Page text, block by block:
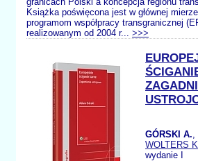
Książka poświęcona jest w głównej
programom współpracy transgranicznej
realizowanym od 2004 r... >>>
GÓRSKI A.,
WOLTERS
wydanie I